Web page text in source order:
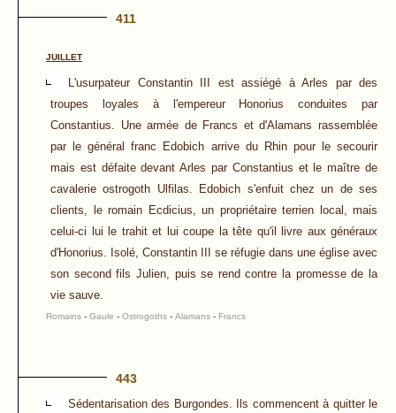
411
JUILLET
L'usurpateur Constantin III est assiégé à Arles par des
troupes loyales à l'empereur Honorius conduites par
Constantius. Une armée de Francs et d'Alamans rassemblée
par le général franc Edobich arrive du Rhin pour le secourir
mais est défaite devant Arles par Constantius et le maître de
cavalerie ostrogoth Ulfilas. Edobich s'enfuit chez un de ses
clients, le romain Ecdicius, un propriétaire terrien local, mais
celui-ci lui le trahit et lui coupe la tête qu'il livre aux généraux
d'Honorius. Isolé, Constantin III se réfugie dans une église avec
son second fils Julien, puis se rend contre la promesse de la
vie sauve.
Romains - Gaule - Ostrogoths - Alamans - Francs
443
Sédentarisation des Burgondes. Ils commencent à quitter le